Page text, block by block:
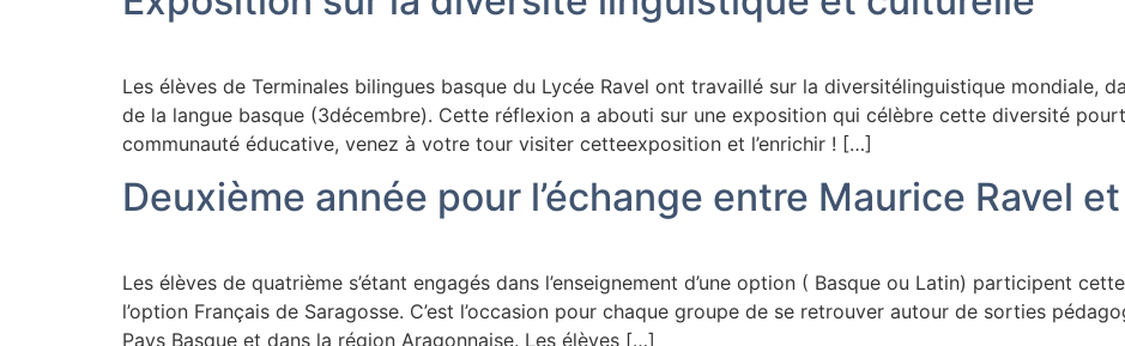
Les élèves de Terminales bilingues basque du Lycée Ravel ont travaillé sur la diversitélinguistique mondiale,
de la langue basque (3décembre). Cette réflexion a abouti sur une exposition qui célèbre cette diversité
communauté éducative, venez à votre tour visiter cetteexposition et l’enrichir ! […]
Deuxième année pour l’échange entre Maurice Ravel
Les élèves de quatrième s’étant engagés dans l’enseignement d’une option ( Basque ou Latin) participent
l’option Français de Saragosse. C’est l’occasion pour chaque groupe de se retrouver autour de sorties
Pays Basque et dans la région Aragonnaise. Les élèves […]